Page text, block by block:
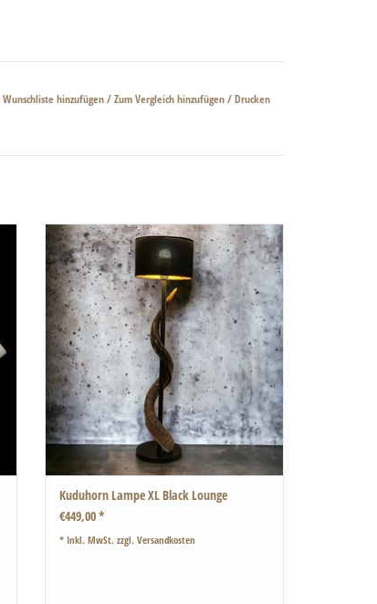
Wunschliste hinzufügen/Zum Vergleich hinzufügen/Drucken
Kudu Horn Lampe Black Lounge
Einzigartige und wunderschöne große Tischlampe.
ZUM WARENKORB HINZUFÜGEN
Kuduhorn Lampe XL Black Lounge
€449,00 *
* Inkl. MwSt. zzgl. Versandkosten